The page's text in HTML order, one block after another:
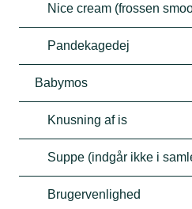
Nice cream (frossen
Pandekagedej
Babymos
Knusning af is
Suppe (indgår ikke i
Brugervenlighed